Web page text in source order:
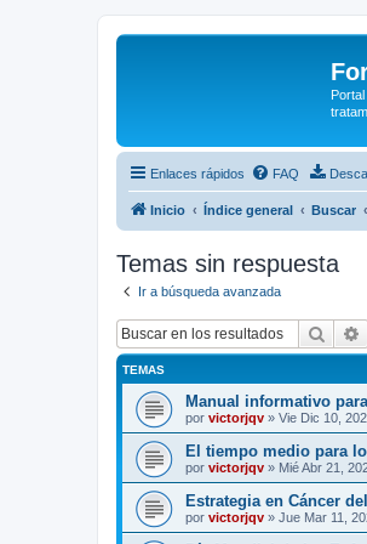
Enlaces rápidos FAQ
Inicio Índice general Buscar
Temas sin respuesta
Ir a búsqueda avanzada
Buscar
TEMAS
Manual informativo
por victorjqv » Vie Dic 10,
El tiempo medio para
por victorjqv » Mié Abr 21,
Estrategia en Cáncer
por victorjqv » Jue Mar 11,